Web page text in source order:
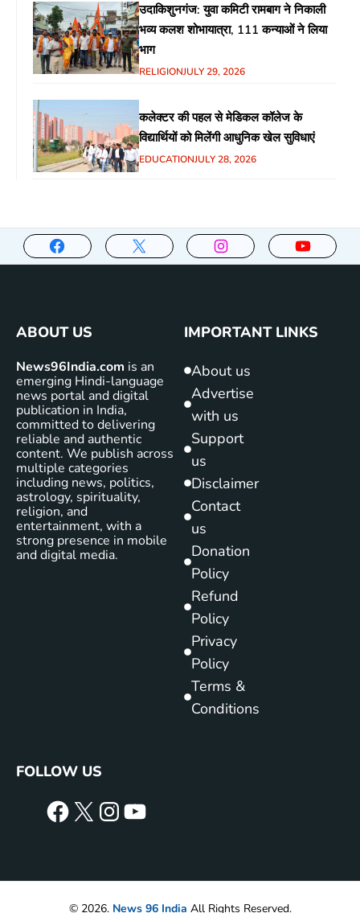
उदाकिशुनगंज: युवा कमिटी रामबाग ने निकाली
भव्य कलश शोभायात्रा, 111 कन्याओं ने लिया
भाग
RELIGIONJULY 29, 2026
कलेक्टर की पहल से मेडिकल कॉलेज के
विद्यार्थियों को मिलेंगी आधुनिक खेल सुविधाएं
EDUCATIONJULY 28, 2026
ABOUT US
News96India.com is an
emerging Hindi-language
news portal and digital
publication in India,
committed to delivering
reliable and authentic
content. We publish across
multiple categories
including news, politics,
astrology, spirituality,
religion, and
entertainment, with a
strong presence in mobile
and digital media.
IMPORTANT LINKS
About us
Advertise
with us
Support
us
Disclaimer
Contact
us
Donation
Policy
Refund
Policy
Privacy
Policy
Terms &
Conditions
FOLLOW US
© 2026. News 96 India All Rights Reserved.